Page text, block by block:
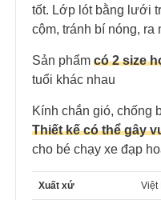
tốt. Lớp lót bằng lưới
cộm, tránh bí nóng, ra
Sản phẩm có 2 size
tuổi khác nhau
Kính chắn gió, chống
Thiết kế có thể gây
cho bé chạy xe đạp
Xuất xứ Việt